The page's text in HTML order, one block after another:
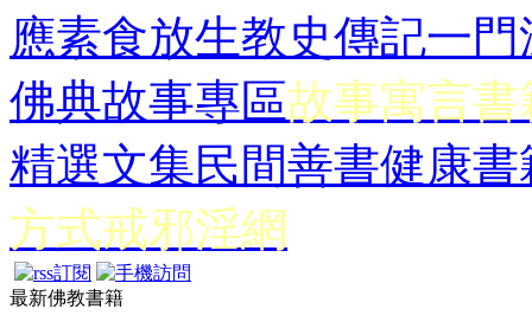
應素食放生教史傳記一門
佛典故事專區故事寓言書
精選文集民間善書健康書
方式戒邪淫網
最新佛教書籍